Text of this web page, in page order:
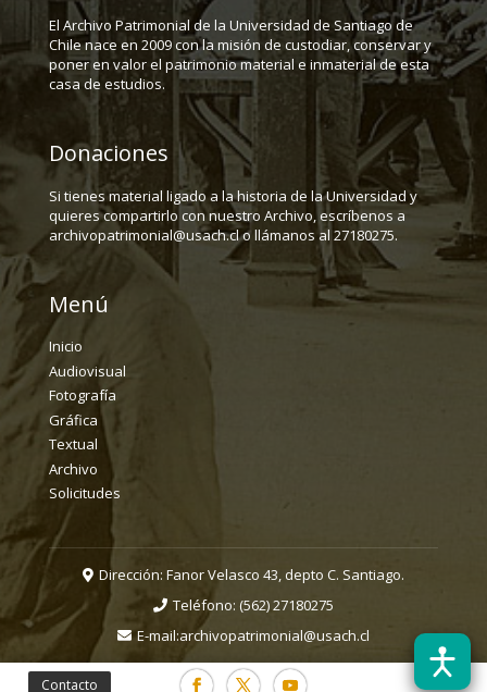
Contacto
El Archivo Patrimonial de la Universidad de Santiago de
Chile nace en 2009 con la misión de custodiar, conservar y
poner en valor el patrimonio material e inmaterial de esta
casa de estudios.
Donaciones
Si tienes material ligado a la historia de la Universidad y
quieres compartirlo con nuestro Archivo, escríbenos a
archivopatrimonial@usach.cl o llámanos al 27180275.
Menú
Inicio
Audiovisual
Fotografía
Gráfica
Textual
Archivo
Solicitudes
Dirección: Fanor Velasco 43, depto C. Santiago.
Teléfono: (562) 27180275
E-mail:archivopatrimonial@usach.cl